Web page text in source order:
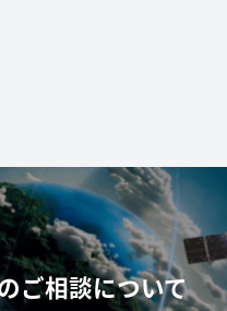
ご相談について